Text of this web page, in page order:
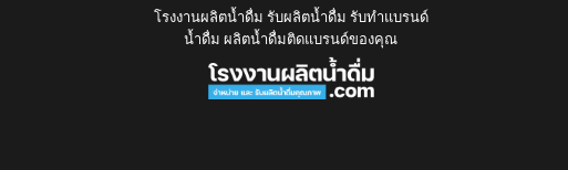
โรงงานผลิตน้ำดื่ม รับผลิตน้ำดื่ม รับทำแบรนด์
น้ำดื่ม ผลิตน้ำดื่มติดแบรนด์ของคุณ